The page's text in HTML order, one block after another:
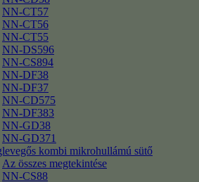
NN-CT57
NN-CT56
NN-CT55
NN-DS596
NN-CS894
NN-DF38
NN-DF37
NN-CD575
NN-DF383
NN-GD38
NN-GD371
kombi mikrohullámú sütő
Az összes megtekintése
NN-CS88